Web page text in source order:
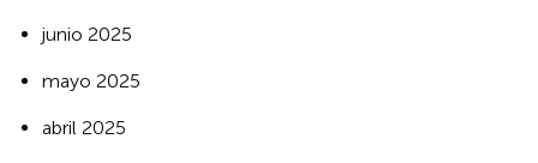
junio 2025
mayo 2025
abril 2025